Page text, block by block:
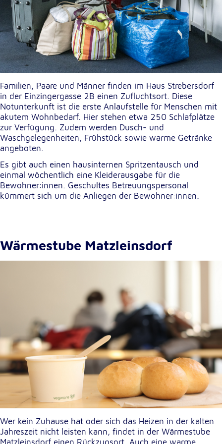
Familien, Paare und Männer finden im Haus Strebersdorf
in der Einzingergasse 2B einen Zufluchtsort. Diese
Notunterkunft ist die erste Anlaufstelle für Menschen mit
akutem Wohnbedarf. Hier stehen etwa 250 Schlafplätze
zur Verfügung. Zudem werden Dusch- und
Waschgelegenheiten, Frühstück sowie warme Getränke
angeboten.
Es gibt auch einen hausinternen Spritzentausch und
einmal wöchentlich eine Kleiderausgabe für die
Bewohner:innen. Geschultes Betreuungspersonal
kümmert sich um die Anliegen der Bewohner:innen.
Wärmestube Matzleinsdorf
Wer kein Zuhause hat oder sich das Heizen in der kalten
Jahreszeit nicht leisten kann, findet in der Wärmestube
Externe Dienste
Um Inhalte von Videoplattformen und
Kartendiensten anzeigen zu können, werden von
diesen externen Diensten Cookies gesetzt.
YouTube
Anbieter:
Google LLC
Zweck:
Einbinden und Anzeigen von Videos
Google Maps
Name:
Zweck:
Einbinden von interaktiven Google Karten